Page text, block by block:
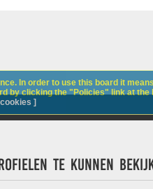
te kunnen
In order to use this board it
by clicking the "Policies" link at the
]